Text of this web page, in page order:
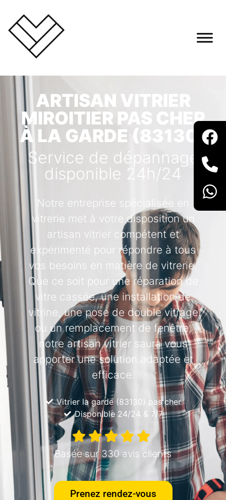
ARTISAN VITRIER
MIROITIER PAS CHER
À LA GARDE (83130)
Service de dépannage
disponible 24h/24
Notre entreprise spécialisée en
vitrerie met à votre disposition un
artisan vitrier compétent et
expérimenté pour répondre à tous
vos besoins en matière de vitrerie.
Que ce soit pour une réparation de
vitre cassée, une installation de
vitrine, une pose de double vitrage
ou un remplacement de fenêtre,
notre artisan vitrier saura vous
apporter une solution adaptée et
efficace.
Vitrier la garde (83130) pas cher
Disponible 24/24 & 7/7
Basée sur 330 avis clients
Prenez rendez-vous